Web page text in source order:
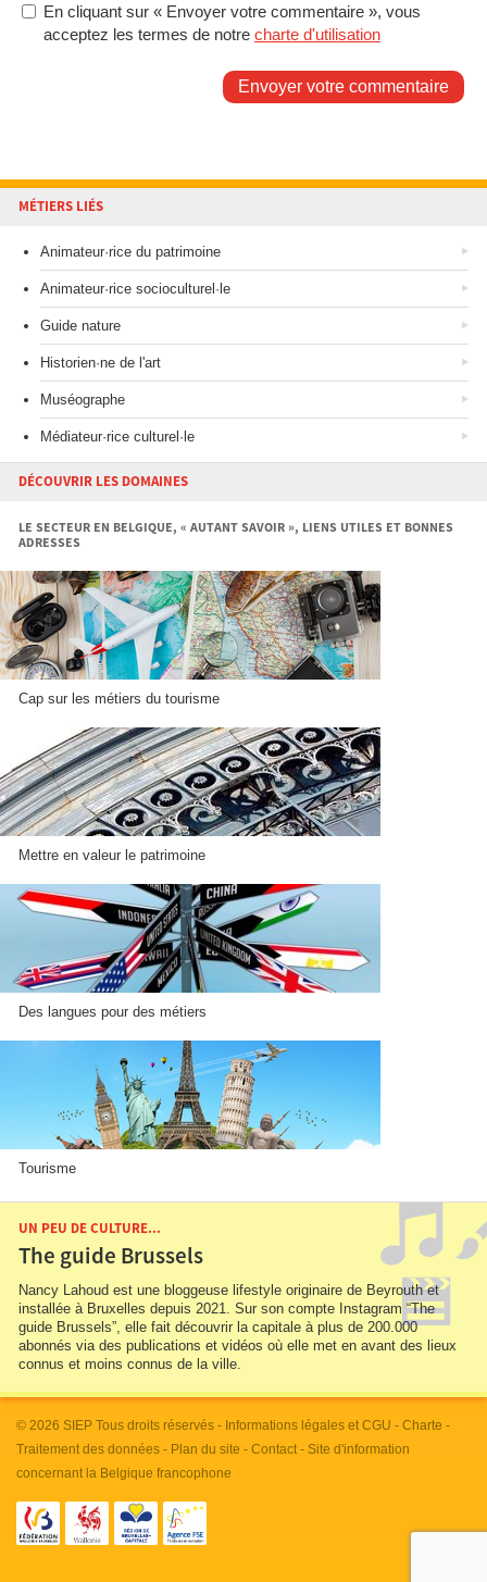
En cliquant sur « Envoyer votre commentaire », vous
acceptez les termes de notre charte d'utilisation
Envoyer votre commentaire
MÉTIERS LIÉS
Animateur·rice du patrimoine
Animateur·rice socioculturel·le
Guide nature
Historien·ne de l'art
Muséographe
Médiateur·rice culturel·le
DÉCOUVRIR LES DOMAINES
LE SECTEUR EN BELGIQUE, « AUTANT SAVOIR », LIENS UTILES ET BONNES
ADRESSES
Cap sur les métiers du tourisme
Mettre en valeur le patrimoine
Des langues pour des métiers
Tourisme
UN PEU DE CULTURE...
The guide Brussels
Nancy Lahoud est une bloggeuse lifestyle originaire de Beyrouth et
installée à Bruxelles depuis 2021. Sur son compte Instagram “The
guide Brussels”, elle fait découvrir la capitale à plus de 200.000
abonnés via des publications et vidéos où elle met en avant des lieux
connus et moins connus de la ville.
© 2026 SIEP Tous droits réservés - Informations légales et CGU - Charte -
Traitement des données - Plan du site - Contact- Site d'information
concernant la Belgique francophone